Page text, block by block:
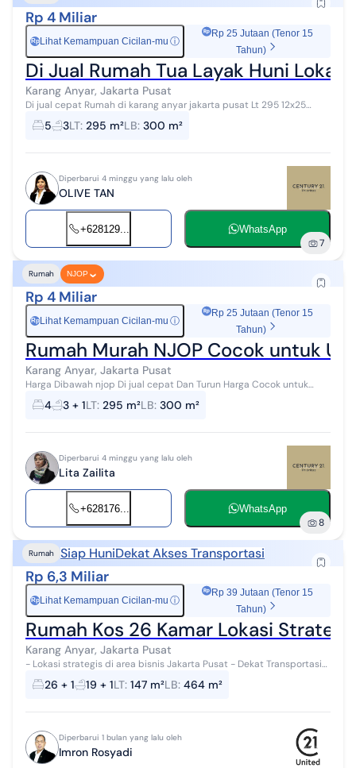
Rp 4 Miliar
Rp Lihat Kemampuan Cicilan-mu ⓘ
Rp 25 Jutaan (Tenor 15
Tahun)
Di Jual Rumah Tua Layak Huni
Karang Anyar, Jakarta Pusat
Di jual cepat Rumah di karang anyar jakarta pusat Lt 295 12x25
Lb.300 4 + 1 kamar 3 kamar Mandi 1 ruang dapur 1 jemuran atas
lantai 2 3 parkiran...
5 3LT: 295 m²LB: 300 m²
Diperbarui 4 minggu yang lalu oleh
OLIVE TAN
+628129... WhatsApp
7
Rumah NJOP
Rp 4 Miliar
Rp Lihat Kemampuan Cicilan-mu ⓘ
Rp 25 Jutaan (Tenor 15
Tahun)
Rumah Murah NJOP Cocok untuk
Karang Anyar, Jakarta Pusat
Harga Dibawah njop Di jual cepat Dan Turun Harga Cocok untuk
usaha, gudang grosiran, toko, kost-kostan Rumah di Jakarta pusat
Lt.295m (12x25) Lb...
4 3 + 1LT: 295 m²LB: 300 m²
Diperbarui 4 minggu yang lalu oleh
Lita Zailita
+628176... WhatsApp
8
Rumah Siap HuniDekat Akses Transportasi
Rp 6,3 Miliar
Rp Lihat Kemampuan Cicilan-mu ⓘ
Rp 39 Jutaan (Tenor 15
Tahun)
Rumah Kos 26 Kamar Lokasi
Karang Anyar, Jakarta Pusat
- Lokasi strategis di area bisnis Jakarta Pusat - Dekat Transportasi
umum -Tersedia 26 Kamar Siap Huni - Tersedia 19 KM - Parkir Mobil
3 unit ...26 + 1 19 + 1LT: 147 m²LB: 464 m²
Diperbarui 1 bulan yang lalu oleh
Imron Rosyadi